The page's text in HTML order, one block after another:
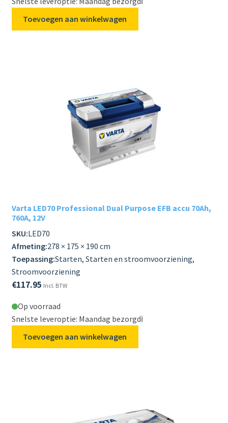
Toevoegen aan winkelwagen
Varta LED70 Professional Dual Purpose EFB accu 70Ah,
760A, 12V
SKU:LED70
Afmeting:278 × 175 × 190 cm
Toepassing:Starten, Starten en stroomvoorziening,
Stroomvoorziening
€117.95 Incl. BTW
Op voorraad
Snelste leveroptie: Maandag bezorgdℹ️
Toevoegen aan winkelwagen